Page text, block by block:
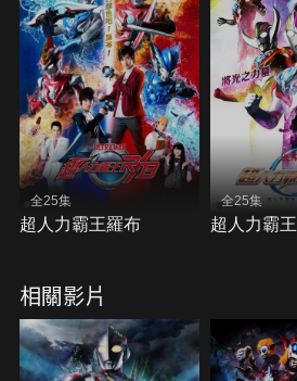
全25集
超人力霸王羅布
全25集
超人力霸
相關影片